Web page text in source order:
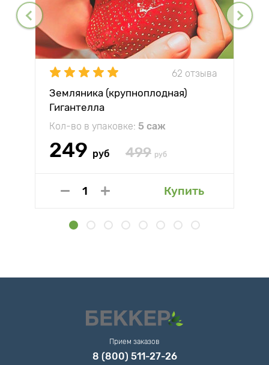
62 отзыва
Земляника (крупноплодная)
Гигантелла
Кол-во в упаковке: 5 саж
249 руб 499 руб
Купить
Прием заказов
8 (800) 511-27-26